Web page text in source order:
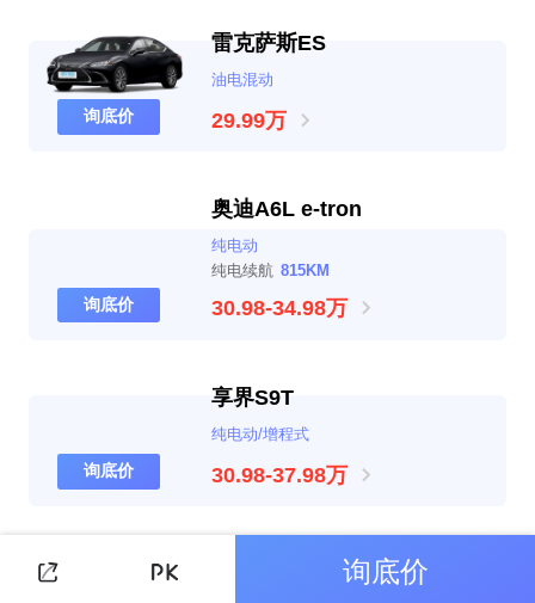
雷克萨斯ES
油电混动
29.99万
询底价
奥迪A6L e-tron
纯电动
纯电续航 815KM
30.98-34.98万
询底价
享界S9T
纯电动/增程式
30.98-37.98万
询底价
询底价